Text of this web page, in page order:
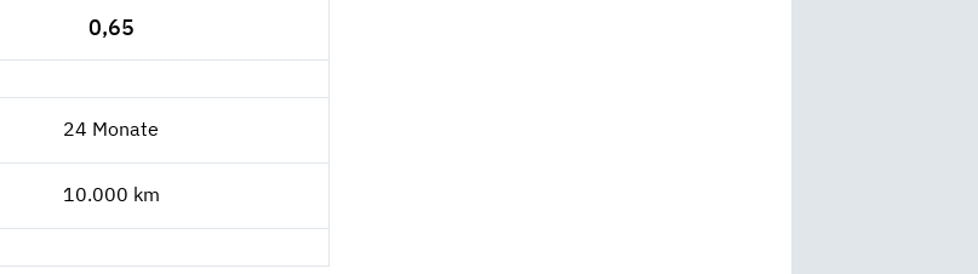
0,65
24 Monate
10.000 km